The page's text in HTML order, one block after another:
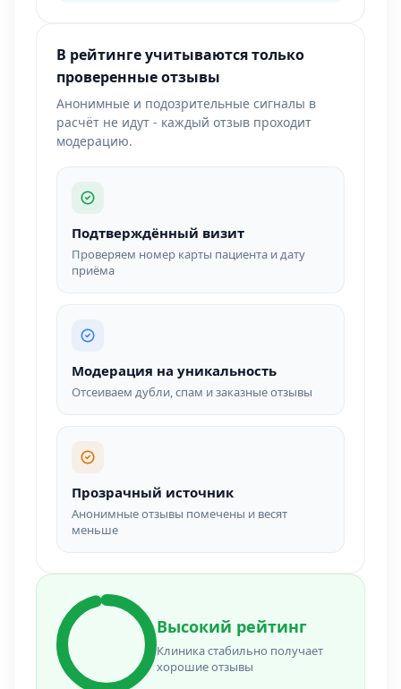
В рейтинге учитываются только
проверенные отзывы
Анонимные и подозрительные сигналы в
расчёт не идут - каждый отзыв проходит
модерацию.
Подтверждённый визит
Проверяем номер карты пациента и дату
приёма
Модерация на уникальность
Отсеиваем дубли, спам и заказные отзывы
Прозрачный источник
Анонимные отзывы помечены и весят
меньше
Высокий рейтинг
Клиника стабильно получает
хорошие отзывы